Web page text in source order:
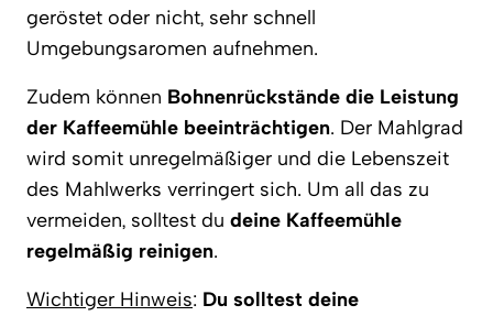
geröstet oder nicht, sehr schnell
Umgebungsaromen aufnehmen.
Zudem können Bohnenrückstände die Leistung
der Kaffeemühle beeinträchtigen. Der Mahlgrad
wird somit unregelmäßiger und die Lebenszeit
des Mahlwerks verringert sich. Um all das zu
vermeiden, solltest du deine Kaffeemühle
regelmäßig reinigen.
Wichtiger Hinweis: Du solltest deine